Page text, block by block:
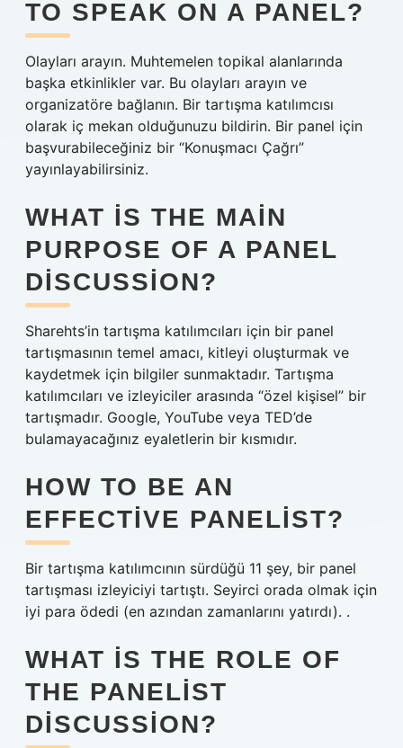
TO SPEAK ON A PANEL?
Olayları arayın. Muhtemelen topikal alanlarında
başka etkinlikler var. Bu olayları arayın ve
organizatöre bağlanın. Bir tartışma katılımcısı
olarak iç mekan olduğunuzu bildirin. Bir panel için
başvurabileceğiniz bir “Konuşmacı Çağrı”
yayınlayabilirsiniz.
WHAT IS THE MAIN
PURPOSE OF A PANEL
DISCUSSION?
Sharehts’in tartışma katılımcıları için bir panel
tartışmasının temel amacı, kitleyi oluşturmak ve
kaydetmek için bilgiler sunmaktadır. Tartışma
katılımcıları ve izleyiciler arasında “özel kişisel” bir
tartışmadır. Google, YouTube veya TED’de
bulamayacağınız eyaletlerin bir kısmıdır.
HOW TO BE AN
EFFECTIVE PANELIST?
Bir tartışma katılımcının sürdüğü 11 şey, bir panel
tartışması izleyiciyi tartıştı. Seyirci orada olmak için
iyi para ödedi (en azından zamanlarını yatırdı). .
WHAT IS THE ROLE OF
THE PANELIST
DISCUSSION?